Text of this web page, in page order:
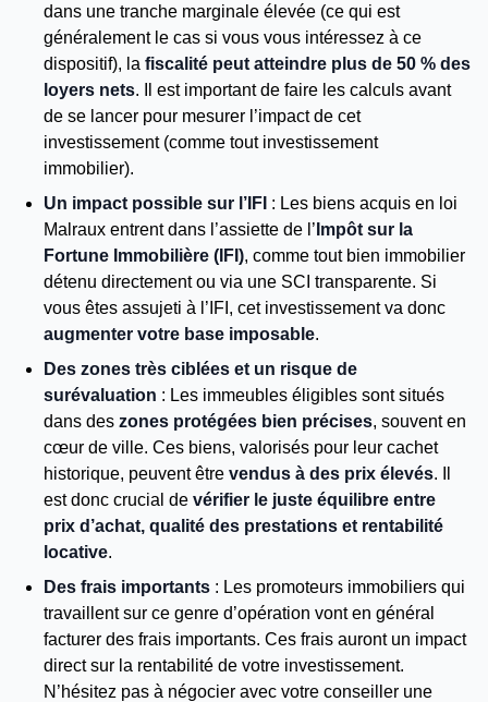
dans une tranche marginale élevée (ce qui est
généralement le cas si vous vous intéressez à ce
dispositif), la fiscalité peut atteindre plus de 50 % des
loyers nets. Il est important de faire les calculs avant
de se lancer pour mesurer l’impact de cet
investissement (comme tout investissement
immobilier).
Un impact possible sur l’IFI : Les biens acquis en loi
Malraux entrent dans l’assiette de l’ Impôt sur la
Fortune Immobilière (IFI), comme tout bien immobilier
détenu directement ou via une SCI transparente. Si
vous êtes assujeti à l’IFI, cet investissement va donc
augmenter votre base imposable.
Des zones très ciblées et un risque de
surévaluation : Les immeubles éligibles sont situés
dans des zones protégées bien précises, souvent en
cœur de ville. Ces biens, valorisés pour leur cachet
historique, peuvent être vendus à des prix élevés. Il
est donc crucial de vérifier le juste équilibre entre
prix d’achat, qualité des prestations et rentabilité
locative.
Des frais importants : Les promoteurs immobiliers qui
travaillent sur ce genre d’opération vont en général
facturer des frais importants. Ces frais auront un impact
direct sur la rentabilité de votre investissement.
N’hésitez pas à négocier avec votre conseiller une